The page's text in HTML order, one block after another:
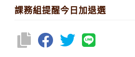
課務組提醒今日加退選